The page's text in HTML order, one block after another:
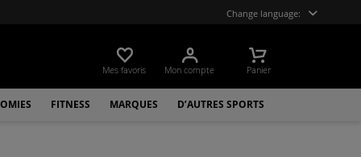
Change language:
Mes favoris Mon compte Panier
FITNESS MARQUES D’AUTRES SPORTS